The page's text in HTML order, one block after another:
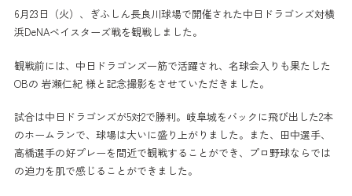
6月23日（火）、ぎふしん長良川球場で開催された中日ドラゴンズ対横
浜DeNAベイスターズ戦を観戦しました。
観戦前には、中日ドラゴンズ一筋で活躍され、名球会入りも果たした
OBの 岩瀬仁紀 様と記念撮影をさせていただきました。
試合は中日ドラゴンズが5対2で勝利。岐阜城をバックに飛び出した2本
のホームランで、球場は大いに盛り上がりました。また、田中選手、
高橋選手の好プレーを間近で観戦することができ、プロ野球ならでは
の迫力を肌で感じることができました。